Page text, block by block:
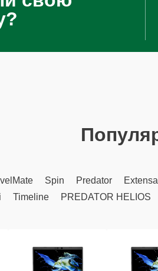
Spin Predator Extensa
Timeline PREDATOR HELIOS